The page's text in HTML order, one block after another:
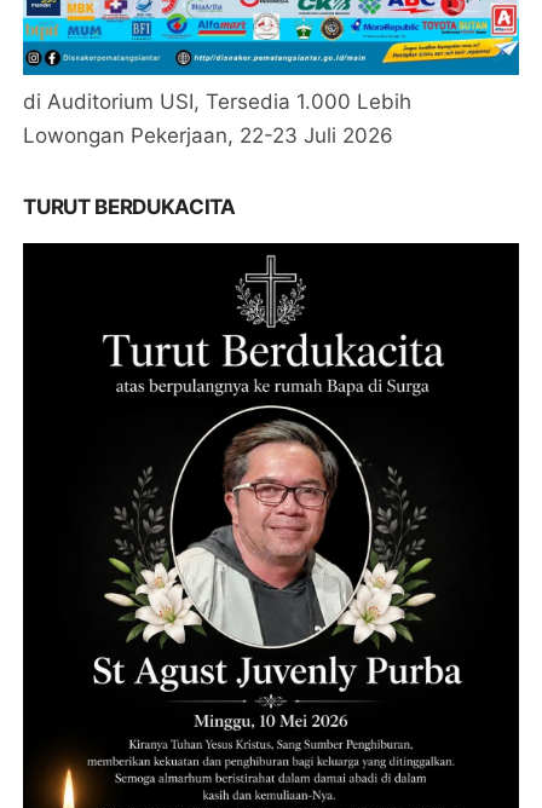
di Auditorium USI, Tersedia 1.000 Lebih
Lowongan Pekerjaan, 22-23 Juli 2026
TURUT BERDUKACITA